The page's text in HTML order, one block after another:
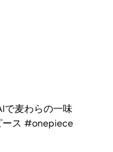
で麦わらの一味
ス #onepiece